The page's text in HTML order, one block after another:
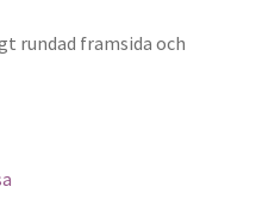
rundad framsida och